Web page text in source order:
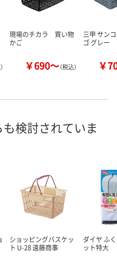
現場のチカラ 買い物
かご
￥690～（税込）
三甲 サン
ゴ グレー
￥
検討されていま
ショッピングバスケッ
ト U-28 遠藤商事
ダイヤ ふ
ット特大